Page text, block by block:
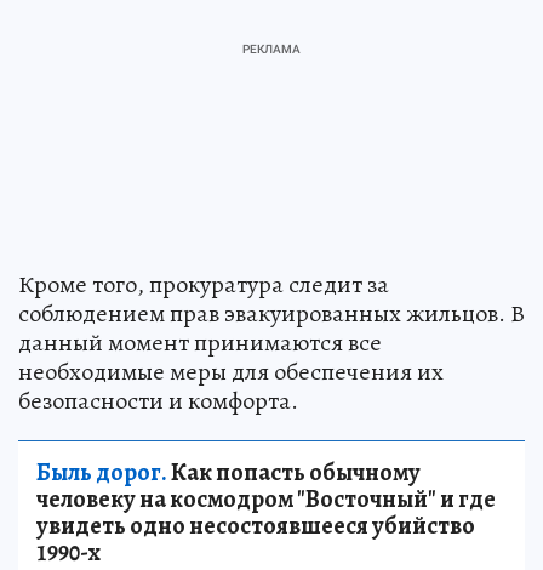
Кроме того, прокуратура следит за
соблюдением прав эвакуированных жильцов. В
данный момент принимаются все
необходимые меры для обеспечения их
безопасности и комфорта.
Быль дорог.Как попасть обычному
человеку на космодром "Восточный" и где
увидеть одно несостоявшееся убийство
1990-х